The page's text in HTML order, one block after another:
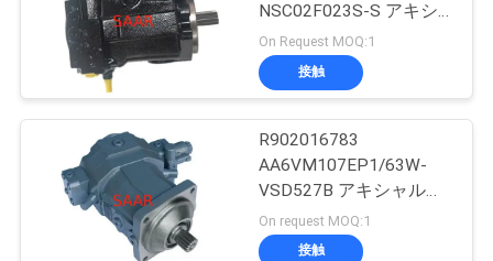
引
ハイダックの濾材
NSC02F023S-S アキシ
ャルピストン可変ポンプ
A4VTGシリーズ 32
On Request MOQ:1
接触
R902016783
AA6VM107EP1/63W-
VSD527B アキシャルピ
ストン可変モータ
AA6VMシリーズ 63
On request MOQ:1
接触